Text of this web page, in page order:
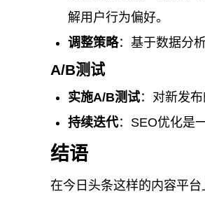
解用户行为偏好。
调整策略：基于数据分
A/B测试
实施A/B测试：对新发
持续迭代：SEO优化是
结语
在今日头条这样的内容平